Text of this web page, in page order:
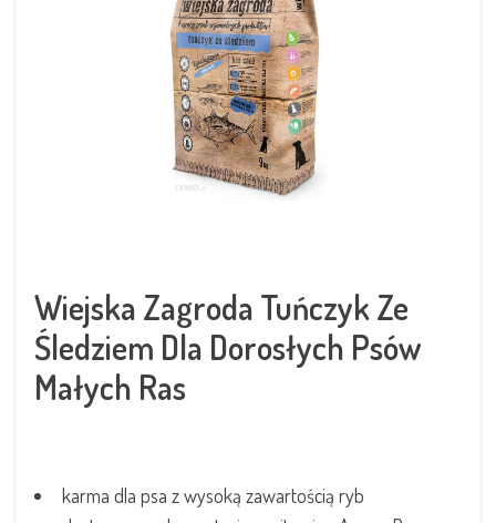
Wiejska Zagroda Tuńczyk Ze
Śledziem Dla Dorosłych Psów
Małych Ras
karma dla psa z wysoką zawartością ryb